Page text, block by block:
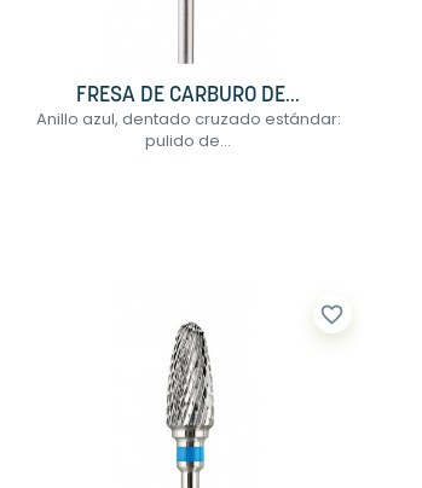
FRESA DE CARBURO DE...
Anillo azul, dentado cruzado estándar:
pulido de...
favorite_border